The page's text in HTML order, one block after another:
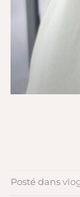
Posté dans